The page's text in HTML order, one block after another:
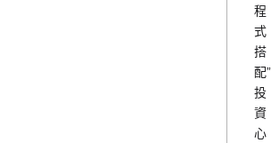
程
式
搭
配”
投
資
心